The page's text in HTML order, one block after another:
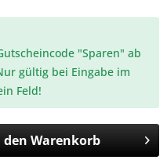
"Sparen" ab
gültig bei Eingabe im
Feld!
den Warenkorb